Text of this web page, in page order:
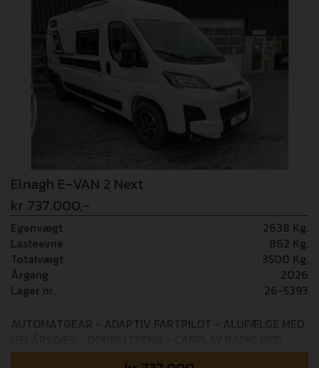
Elnagh E-VAN 2 Next
kr 737.000,-
Egenvægt
2638 Kg.
Lasteevne
862 Kg.
Totalvægt
3500 Kg.
Årgang
2026
Lager nr.
26-5393
AUTOMATGEAR - ADAPTIV FARTPILOT - ALUFÆLGE MED
BAKKAMERA Mulighed for tilkøb af 36 mdr+ GOSafe